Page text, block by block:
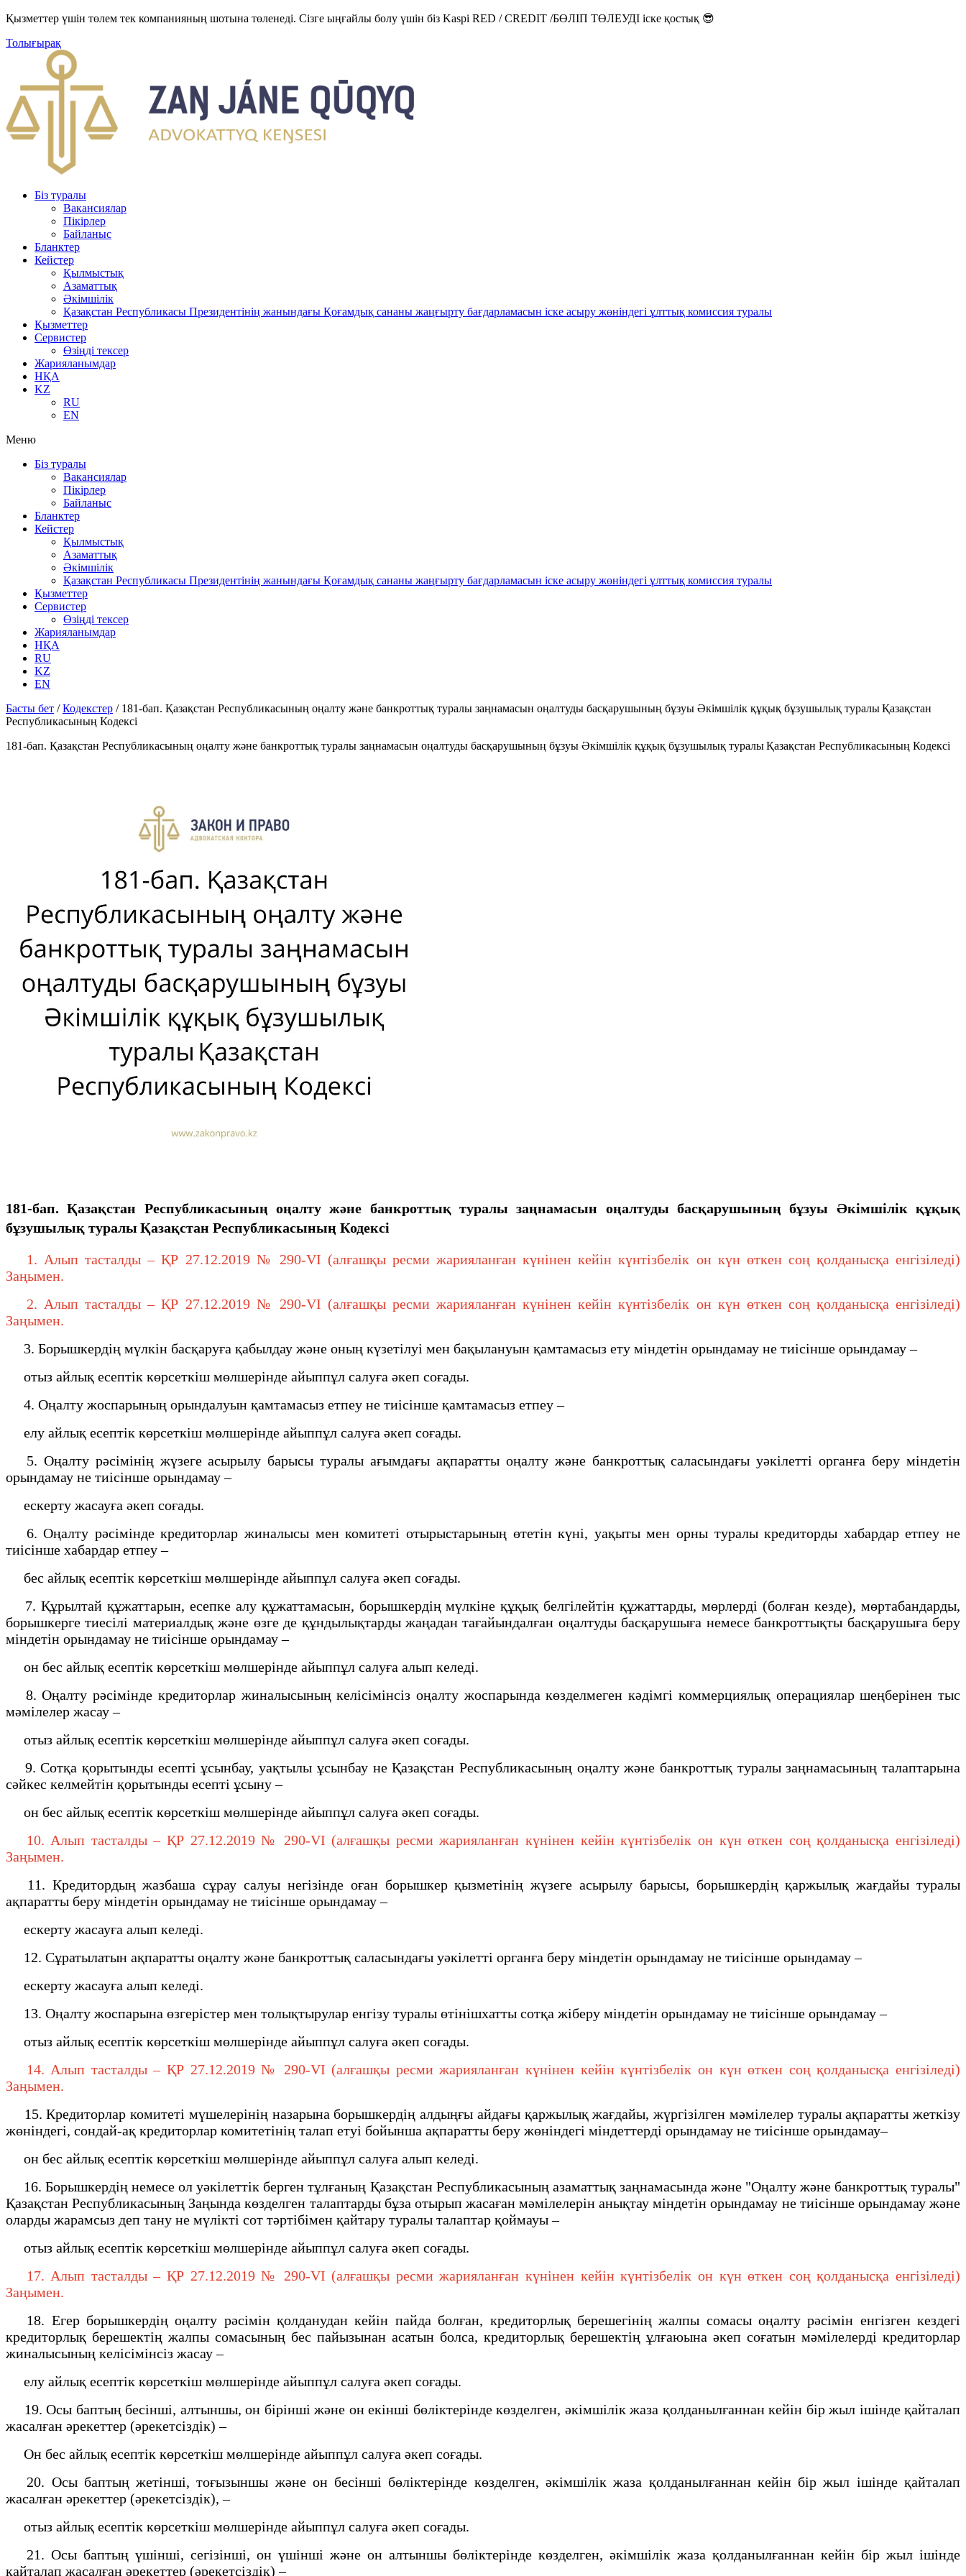
Қызметтер үшін төлем тек компанияның шотына төленеді. Сізге ыңғайлы болу үшін біз Kaspi RED / CREDIT /БӨЛІП ТӨЛЕУДІ іске қостық 😎
Толығырақ
Біз туралы
Вакансиялар
Пікірлер
Байланыс
Бланктер
Кейстер
Қылмыстық
Азаматтық
Әкімшілік
Қазақстан Республикасы Президентінің жанындағы Қоғамдық сананы жаңғырту бағдарламасын іске асыру жөніндегі ұлттық комиссия туралы
Қызметтер
Сервистер
Өзіңді тексер
Жарияланымдар
НҚА
KZ
RU
EN
Меню
Біз туралы
Вакансиялар
Пікірлер
Байланыс
Бланктер
Кейстер
Қылмыстық
Азаматтық
Әкімшілік
Қазақстан Республикасы Президентінің жанындағы Қоғамдық сананы жаңғырту бағдарламасын іске асыру жөніндегі ұлттық комиссия туралы
Қызметтер
Сервистер
Өзіңді тексер
Жарияланымдар
НҚА
RU
KZ
EN
Басты бет /Кодекстер / 181-бап. Қазақстан Республикасының оңалту және банкроттық туралы заңнамасын оңалтуды басқарушының бұзуы Әкімшілік құқық бұзушылық туралы Қазақстан
Республикасының Кодексі
181-бап. Қазақстан Республикасының оңалту және банкроттық туралы заңнамасын оңалтуды басқарушының бұзуы Әкімшілік құқық бұзушылық туралы Қазақстан Республикасының Кодексі
181-бап. Қазақстан Республикасының оңалту және банкроттық туралы заңнамасын оңалтуды басқарушының бұзуы Әкімшілік құқық
бұзушылық туралы Қазақстан Республикасының Кодексі
1. Алып тасталды – ҚР 27.12.2019 № 290-VI (алғашқы ресми жарияланған күнінен кейін күнтізбелік он күн өткен соң қолданысқа енгізіледі)
Заңымен.
2. Алып тасталды – ҚР 27.12.2019 № 290-VI (алғашқы ресми жарияланған күнінен кейін күнтізбелік он күн өткен соң қолданысқа енгізіледі)
Заңымен.
3. Борышкердiң мүлкiн басқаруға қабылдау және оның күзетiлуi мен бақылануын қамтамасыз ету мiндетiн орындамау не тиiсiнше орындамау –
отыз айлық есептiк көрсеткiш мөлшерiнде айыппұл салуға әкеп соғады.
4. Оңалту жоспарының орындалуын қамтамасыз етпеу не тиісінше қамтамасыз етпеу –
елу айлық есептiк көрсеткiш мөлшерiнде айыппұл салуға әкеп соғады.
5. Оңалту рәсiмiнiң жүзеге асырылу барысы туралы ағымдағы ақпаратты оңалту және банкроттық саласындағы уәкiлеттi органға беру мiндетiн
орындамау не тиiсiнше орындамау –
ескерту жасауға әкеп соғады.
6. Оңалту рәсiмiнде кредиторлар жиналысы мен комитеті отырыстарының өтетiн күнi, уақыты мен орны туралы кредиторды хабардар етпеу не
тиiсiнше хабардар етпеу –
бес айлық есептiк көрсеткiш мөлшерiнде айыппұл салуға әкеп соғады.
7. Құрылтай құжаттарын, есепке алу құжаттамасын, борышкердің мүлкіне құқық белгілейтін құжаттарды, мөрлерді (болған кезде), мөртабандарды,
борышкерге тиесілі материалдық және өзге де құндылықтарды жаңадан тағайындалған оңалтуды басқарушыға немесе банкроттықты басқарушыға беру
міндетін орындамау не тиісінше орындамау –
он бес айлық есептiк көрсеткiш мөлшерiнде айыппұл салуға алып келеді.
8. Оңалту рәсiмiнде кредиторлар жиналысының келiсімінсiз оңалту жоспарында көзделмеген кәдiмгi коммерциялық операциялар шеңберiнен тыс
мәмiлелер жасау –
отыз айлық есептiк көрсеткiш мөлшерiнде айыппұл салуға әкеп соғады.
9. Сотқа қорытынды есептi ұсынбау, уақтылы ұсынбау не Қазақстан Республикасының оңалту және банкроттық туралы заңнамасының талаптарына
сәйкес келмейтiн қорытынды есептi ұсыну –
он бес айлық есептiк көрсеткiш мөлшерiнде айыппұл салуға әкеп соғады.
10. Алып тасталды – ҚР 27.12.2019 № 290-VI (алғашқы ресми жарияланған күнінен кейін күнтізбелік он күн өткен соң қолданысқа енгізіледі)
Заңымен.
11. Кредитордың жазбаша сұрау салуы негiзiнде оған борышкер қызметiнiң жүзеге асырылу барысы, борышкердің қаржылық жағдайы туралы
ақпаратты беру мiндетiн орындамау не тиiсiнше орындамау –
ескерту жасауға алып келеді.
12. Сұратылатын ақпаратты оңалту және банкроттық саласындағы уәкiлеттi органға беру мiндетiн орындамау не тиiсiнше орындамау –
ескерту жасауға алып келеді.
13. Оңалту жоспарына өзгерiстер мен толықтырулар енгiзу туралы өтiнiшхатты сотқа жiберу мiндетiн орындамау не тиiсiнше орындамау –
отыз айлық есептiк көрсеткiш мөлшерiнде айыппұл салуға әкеп соғады.
14. Алып тасталды – ҚР 27.12.2019 № 290-VI (алғашқы ресми жарияланған күнінен кейін күнтізбелік он күн өткен соң қолданысқа енгізіледі)
Заңымен.
15. Кредиторлар комитеті мүшелерінің назарына борышкердің алдыңғы айдағы қаржылық жағдайы, жүргізілген мәмілелер туралы ақпаратты жеткізу
жөніндегі, сондай-ақ кредиторлар комитетінің талап етуі бойынша ақпаратты беру жөніндегі міндеттерді орындамау не тиісінше орындамау–
он бес айлық есептiк көрсеткiш мөлшерiнде айыппұл салуға алып келеді.
16. Борышкердің немесе ол уәкiлеттiк берген тұлғаның Қазақстан Республикасының азаматтық заңнамасында және "Оңалту және банкроттық туралы"
Қазақстан Республикасының Заңында көзделген талаптарды бұза отырып жасаған мәмiлелерін анықтау мiндетiн орындамау не тиiсiнше орындамау және
оларды жарамсыз деп тану не мүлiктi сот тәртiбiмен қайтару туралы талаптар қоймауы –
отыз айлық есептiк көрсеткiш мөлшерiнде айыппұл салуға әкеп соғады.
17. Алып тасталды – ҚР 27.12.2019 № 290-VI (алғашқы ресми жарияланған күнінен кейін күнтізбелік он күн өткен соң қолданысқа енгізіледі)
Заңымен.
18. Егер борышкердiң оңалту рәсiмiн қолданудан кейiн пайда болған, кредиторлық берешегiнiң жалпы сомасы оңалту рәсiмiн енгiзген кездегi
кредиторлық берешектiң жалпы сомасының бес пайызынан асатын болса, кредиторлық берешектiң ұлғаюына әкеп соғатын мәмiлелердi кредиторлар
жиналысының келісімінсіз жасау –
елу айлық есептiк көрсеткiш мөлшерiнде айыппұл салуға әкеп соғады.
19. Осы баптың бесінші, алтыншы, он бірінші және он екінші бөлiктерiнде көзделген, әкiмшiлiк жаза қолданылғаннан кейiн бiр жыл iшiнде қайталап
жасалған әрекеттер (әрекетсiздiк) –
Он бес айлық есептiк көрсеткiш мөлшерiнде айыппұл салуға әкеп соғады.
20. Осы баптың жетінші, тоғызыншы және он бесінші бөліктерінде көзделген, әкiмшiлiк жаза қолданылғаннан кейiн бiр жыл iшiнде қайталап
жасалған әрекеттер (әрекетсіздік), –
отыз айлық есептiк көрсеткiш мөлшерiнде айыппұл салуға әкеп соғады.
21. Осы баптың үшінші, сегізінші, он үшінші және он алтыншы бөліктерінде көзделген, әкімшілік жаза қолданылғаннан кейін бір жыл ішінде
қайталап жасалған әрекеттер (әрекетсіздік) –